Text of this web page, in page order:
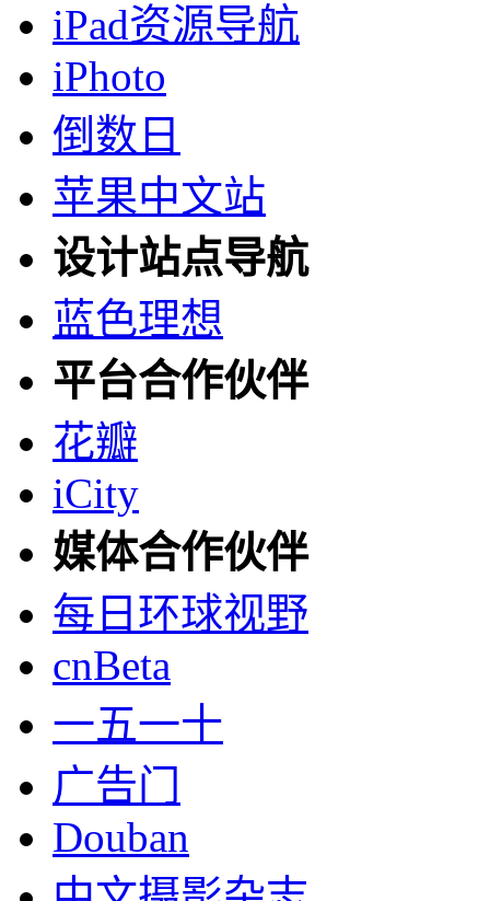
iPad资源导航
iPhoto
倒数日
苹果中文站
设计站点导航
蓝色理想
平台合作伙伴
花瓣
iCity
媒体合作伙伴
每日环球视野
cnBeta
一五一十
广告门
Douban